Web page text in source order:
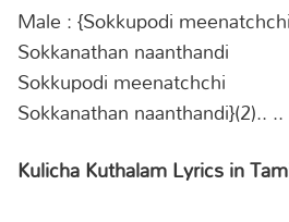
Male : {Sokkupodi meenatchchi
Sokkanathan naanthandi
Sokkupodi meenatchchi
Sokkanathan naanthandi}(2).. ..
Kulicha Kuthalam Lyrics in